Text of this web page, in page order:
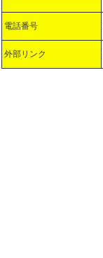
電話番号
外部リンク